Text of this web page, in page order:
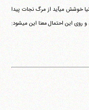
البقاء من احبه" و این طور نیست که هر کس از ماندن در دنیا خوشش می‎آید از مرگ نجات پیدا
کند، البته احتمال دارد که ضمیر در "احبه" به "الموت" برگردد، و روی این احتمال معنا این می‎شود: